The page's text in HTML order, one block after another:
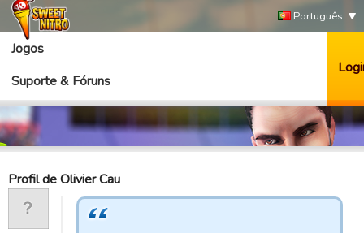
Português
Jogos
Suporte & Fóruns
Profil de Olivier Cau